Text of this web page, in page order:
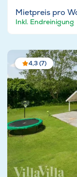
Mietpreis pro
Inkl. Endreinigung
4,3 (7)